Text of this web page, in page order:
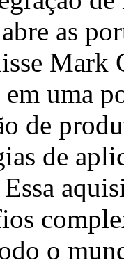
as
Mark
em uma
de
de
o